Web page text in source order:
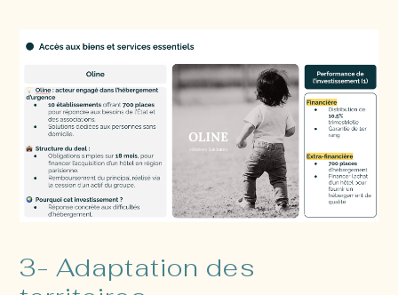
3- Adaptation des